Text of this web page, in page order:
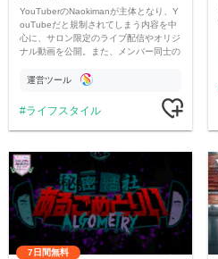
YouTuberのNaokimanが主体となり、Y
ouTubeだと規制されてしまう内容を中
心に、サロン限定のライブ配信やオリジ
ナル動画を公開。また、メンバー同士の
ただいています。
運営ツール
ライフスタイル
7日間無料